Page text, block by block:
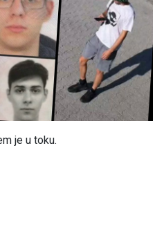
je u toku.